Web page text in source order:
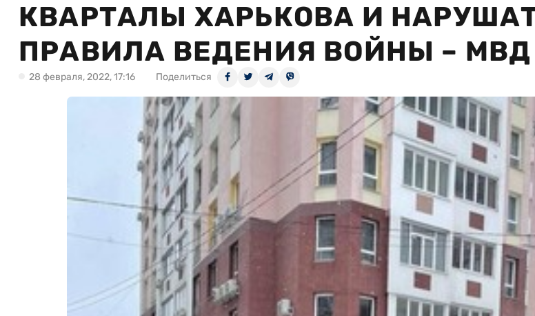
КВАРТАЛЫ ХАРЬКОВА И
ПРАВИЛА ВЕДЕНИЯ ВОЙНЫ – МВД
28 февраля, 2022, 17:16 Поделиться